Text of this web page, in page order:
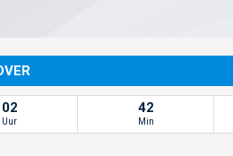
02
Uur
42
Min